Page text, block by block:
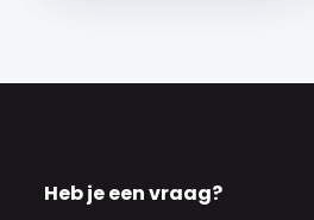
Heb je een vraag?